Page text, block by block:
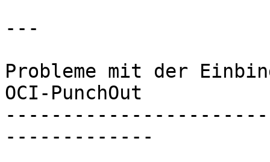
---
Probleme mit der
OCI-PunchOut
-------------